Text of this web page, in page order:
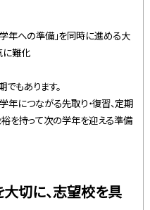
学年への準備」を同時に進める大
に難化
でもあります。
年につながる先取り・復習、定期
を持って次の学年を迎える準備
切に、志望校を具